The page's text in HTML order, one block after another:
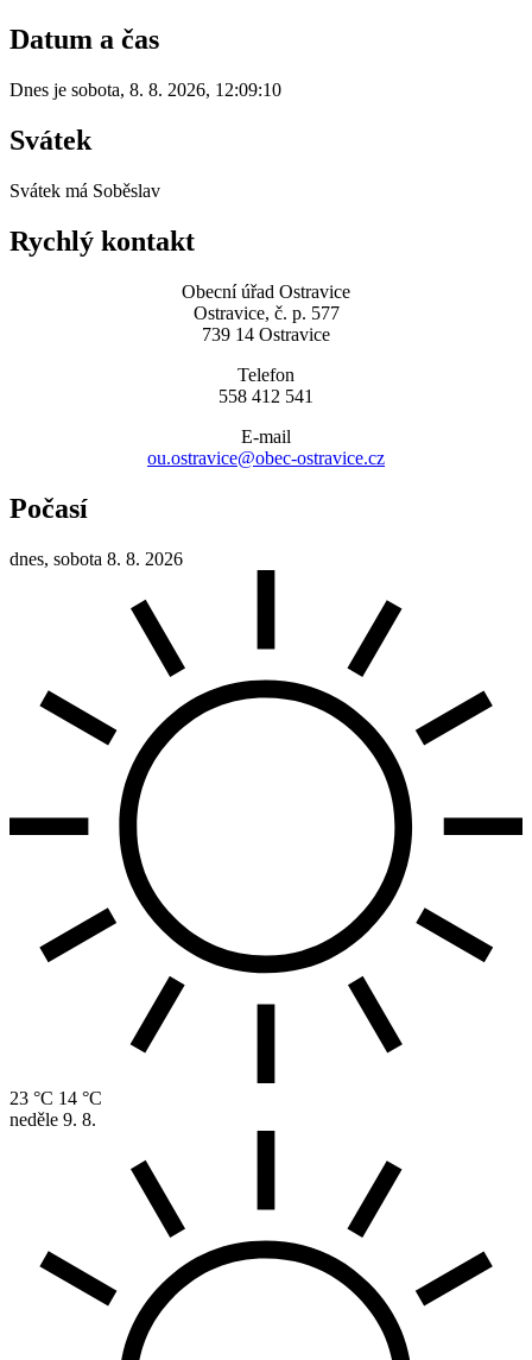
Datum a čas
Dnes je sobota, 8. 8. 2026, 12:09:10
Svátek
Svátek má Soběslav
Rychlý kontakt
Obecní úřad Ostravice
Ostravice, č. p. 577
739 14 Ostravice
Telefon
558 412 541
E-mail
ou.ostravice@obec-ostravice.cz
Počasí
dnes, sobota 8. 8. 2026
23 °C 14 °C
neděle 9. 8.